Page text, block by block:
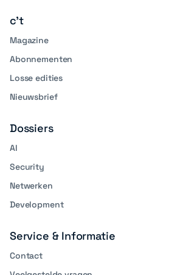
c't
Magazine
Abonnementen
Losse edities
Nieuwsbrief
Dossiers
AI
Security
Netwerken
Development
Service & Informatie
Contact